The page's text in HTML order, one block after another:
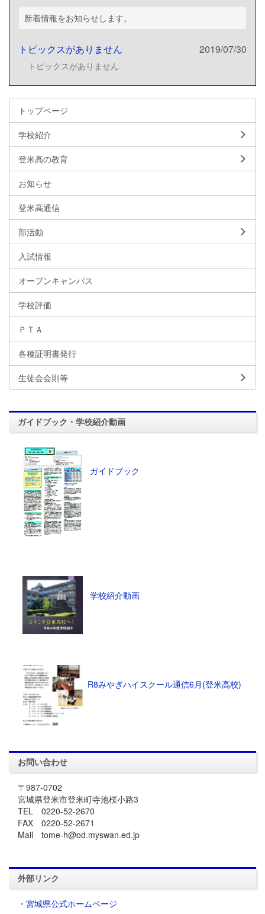
新着情報をお知らせします。
トピックスがありません 2019/07/30
トピックスがありません
トップページ
学校紹介
登米高の教育
お知らせ
登米高通信
部活動
入試情報
オープンキャンパス
学校評価
ＰＴＡ
各種証明書発行
生徒会会則等
ガイドブック・学校紹介動画
ガイドブック
学校紹介動画
R8みやぎハイスクール通信6月(登米高校)
お問い合わせ
〒987-0702
宮城県登米市登米町寺池桜小路3
TEL 0220-52-2670
FAX 0220-52-2671
Mail tome-h@od.myswan.ed.jp
外部リンク
・ 宮城県公式ホームページ